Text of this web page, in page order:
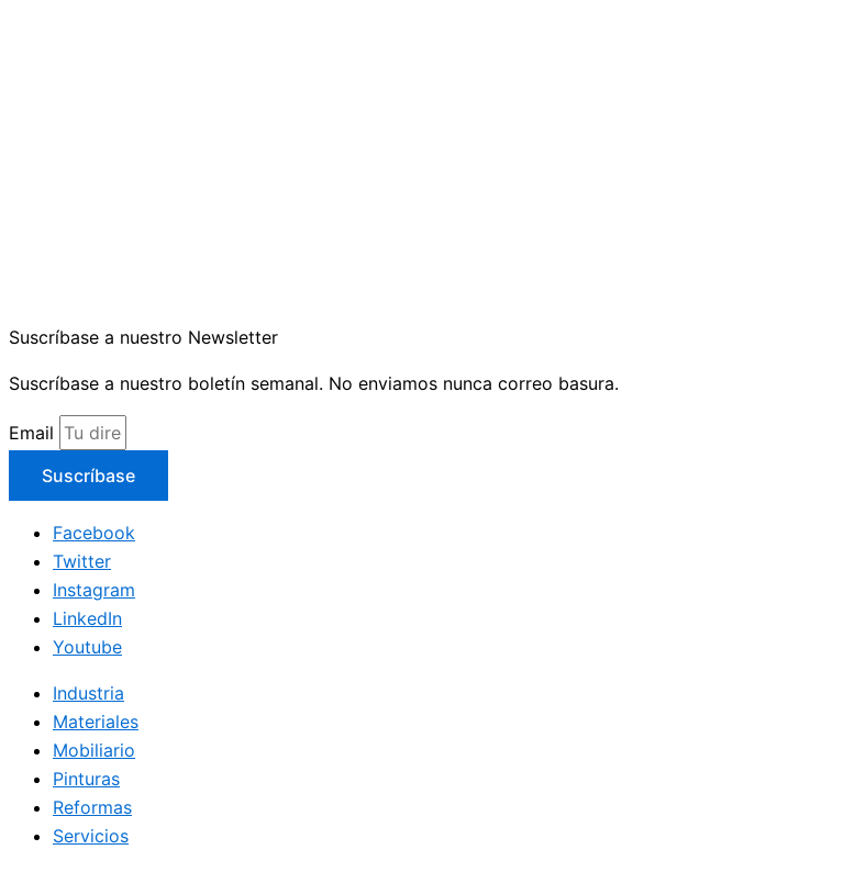
Suscríbase a nuestro Newsletter
Suscríbase a nuestro boletín semanal. No enviamos nunca correo basura.
Email
Suscríbase
Facebook
Twitter
Instagram
LinkedIn
Youtube
Industria
Materiales
Mobiliario
Pinturas
Reformas
Servicios